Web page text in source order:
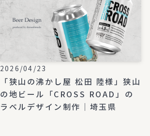
2026/04/23
「狭山の沸かし屋 松田 陸様」狭山
の地ビール「CROSS ROAD」の
ラベルデザイン制作｜埼玉県